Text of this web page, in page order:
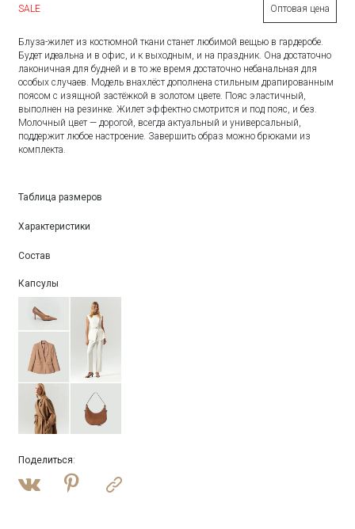
SALE Оптовая цена
Блуза-жилет из костюмной ткани станет любимой вещью в гардеробе.
Будет идеальна и в офис, и к выходным, и на праздник. Она достаточно
лаконичная для будней и в то же время достаточно небанальная для
особых случаев. Модель внахлёст дополнена стильным драпированным
поясом с изящной застёжкой в золотом цвете. Пояс эластичный,
выполнен на резинке. Жилет эффектно смотрится и под пояс, и без.
Молочный цвет — дорогой, всегда актуальный и универсальный,
поддержит любое настроение. Завершить образ можно брюками из
комплекта.
Таблица размеров
Характеристики
Состав
Капсулы
Поделиться: